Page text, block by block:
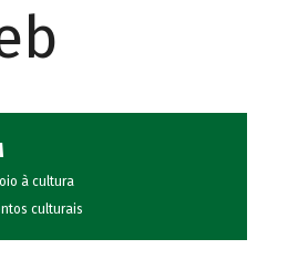
à cultura
culturais